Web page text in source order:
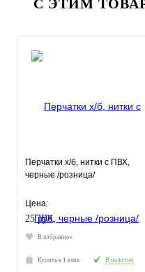
С ЭТИМ
Перчатки х/б, нитки с ПВХ,
черные /розница/
Цена:
25 руб.
В избранное
Купить в 1 клик В наличии